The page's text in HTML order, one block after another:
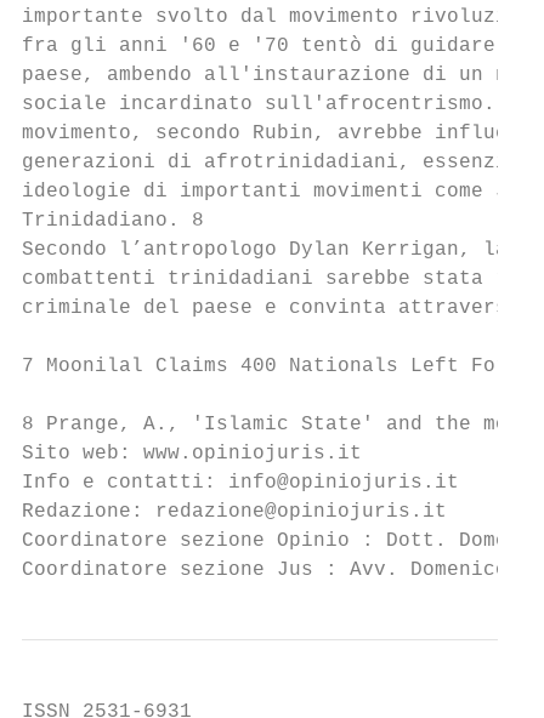
importante svolto dal movimento
fra gli anni '60 e '70 tentò di guidare
paese, ambendo all'instaurazione di un
sociale incardinato sull'afrocentrismo.
movimento, secondo Rubin, avrebbe
generazioni di afrotrinidadiani,
ideologie di importanti movimenti come
Trinidadiano. 8
Secondo l’antropologo Dylan Kerrigan, la
combattenti trinidadiani sarebbe stata
criminale del paese e convinta attraverso
7 Moonilal Claims 400 Nationals Left For
8 Prange, A., 'Islamic State' and the
Sito web: www.opiniojuris.it
Info e contatti: info@opiniojuris.it
Redazione: redazione@opiniojuris.it
Coordinatore sezione Opinio : Dott.
Coordinatore sezione Jus : Avv. Domenico
ISSN 2531-6931